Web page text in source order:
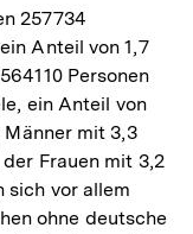
257734
Anteil von 1,7
Personen
ein Anteil von
mit 3,3
Frauen mit 3,2
sich vor allem
ohne deutsche